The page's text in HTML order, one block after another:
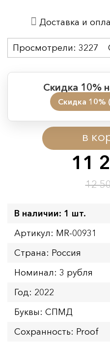
11
12
в
Скидка 10%
Скидка 10%
Период действия
Начало:
Окончание:
Время до окончания:
Просмотрели: 3227
Доставка и
В наличии: 1 шт.
Артикул: MR-00931
Страна: Россия
Номинал: 3 рубля
Год: 2022
Буквы: СПМД
Сохранность: Proof